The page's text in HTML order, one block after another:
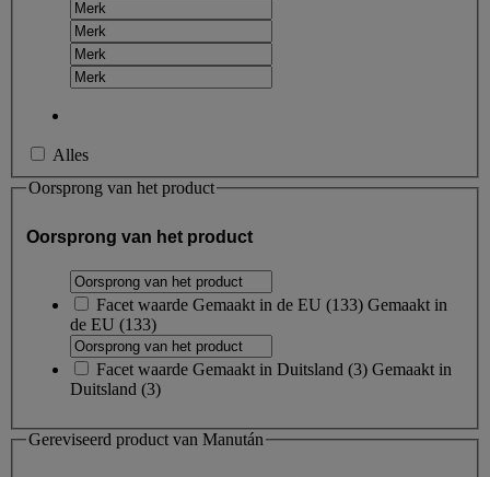
Alles
Oorsprong van het product
Oorsprong van het product
Facet waarde Gemaakt in de EU (133) Gemaakt in
de EU (133)
Facet waarde Gemaakt in Duitsland (3) Gemaakt in
Duitsland (3)
Gereviseerd product van Manután